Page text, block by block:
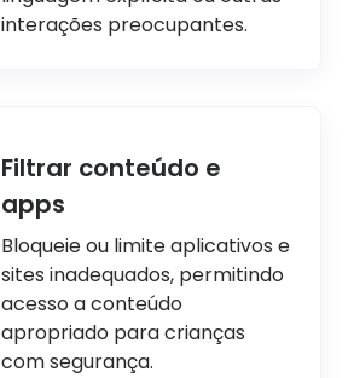
interações preocupantes.
Filtrar conteúdo e
apps
Bloqueie ou limite aplicativos e
sites inadequados, permitindo
acesso a conteúdo
apropriado para crianças
com segurança.